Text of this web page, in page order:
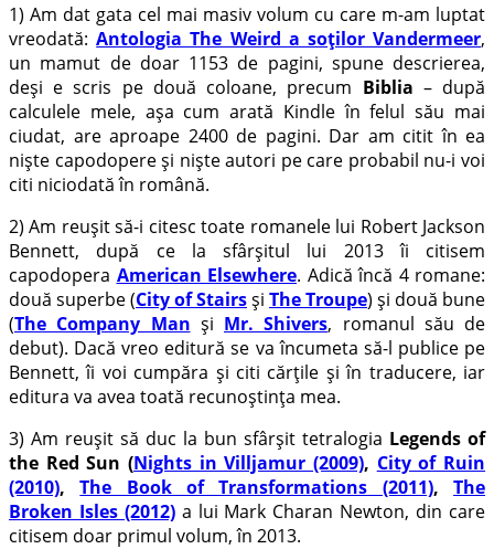
1) Am dat gata cel mai masiv volum cu care m-am luptat
vreodată:Antologia The Weird a soților Vandermeer,
un mamut de doar 1153 de pagini, spune descrierea,
deși e scris pe două coloane, precum Biblia – după
calculele mele, așa cum arată Kindle în felul său mai
ciudat, are aproape 2400 de pagini. Dar am citit în ea
niște capodopere și niște autori pe care probabil nu-i voi
citi niciodată în română.
2) Am reușit să-i citesc toate romanele lui Robert Jackson
Bennett, după ce la sfârșitul lui 2013 îi citisem
capodopera American Elsewhere. Adică încă 4 romane:
două superbe (City of Stairsși The Troupe) și două bune
(The Company Man și Mr. Shivers, romanul său de
debut). Dacă vreo editură se va încumeta să-l publice pe
Bennett, îi voi cumpăra și citi cărțile și în traducere, iar
editura va avea toată recunoștința mea.
3) Am reușit să duc la bun sfârșit tetralogia Legends of
the Red Sun (Nights in Villjamur (2009), City of Ruin
(2010),The Book of Transformations (2011),The
Broken Isles (2012)a lui Mark Charan Newton, din care
citisem doar primul volum, în 2013.